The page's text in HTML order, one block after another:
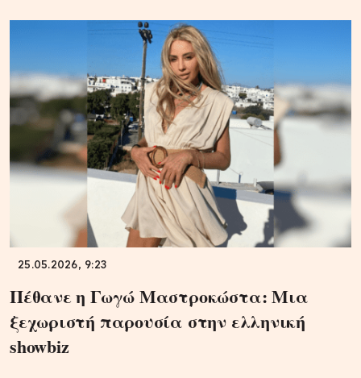
25.05.2026, 9:23
Πέθανε η Γωγώ Μαστροκώστα: Μια
ξεχωριστή παρουσία στην ελληνική
showbiz